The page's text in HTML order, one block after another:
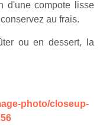
d'une compote lisse
au frais.
ou en dessert, la
photo/closeup-